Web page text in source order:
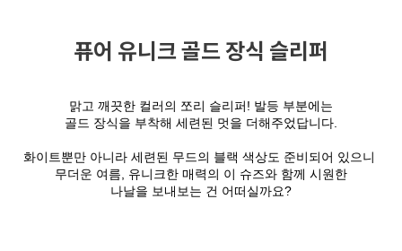
퓨어 유니크 골드 장식 슬리퍼
맑고 깨끗한 컬러의 쪼리 슬리퍼! 발등 부분에는
골드 장식을 부착해 세련된 멋을 더해주었답니다.
화이트뿐만 아니라 세련된 무드의 블랙 색상도 준비되어 있으니
무더운 여름, 유니크한 매력의 이 슈즈와 함께 시원한
나날을 보내보는 건 어떠실까요?